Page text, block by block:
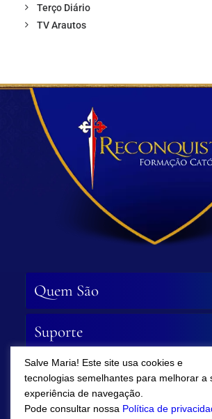
Terço Diário
TV Arautos
Quem São
Suporte
Siga-nos
Salve Maria! Este site usa cookies e
tecnologias semelhantes para melhorar a
experiência de navegação.
Pode consultar nossa Política de